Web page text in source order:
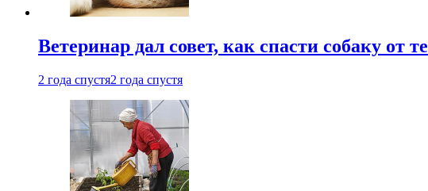
Ветеринар дал совет, как спасти собаку от
2 года спустя2 года спустя